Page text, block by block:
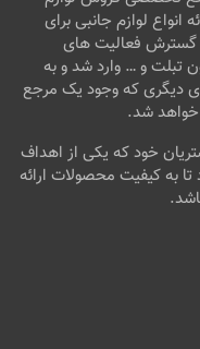
سال ۹۸ با هدف ارائه انواع لوازم جانبی برای
گسترش فعالیت های
تبلت و … وارد شد و به
دیگری که وجود یک مرجع
خواهد شد.
خود که یکی از اهداف
به کیفیت محصولات ارائه